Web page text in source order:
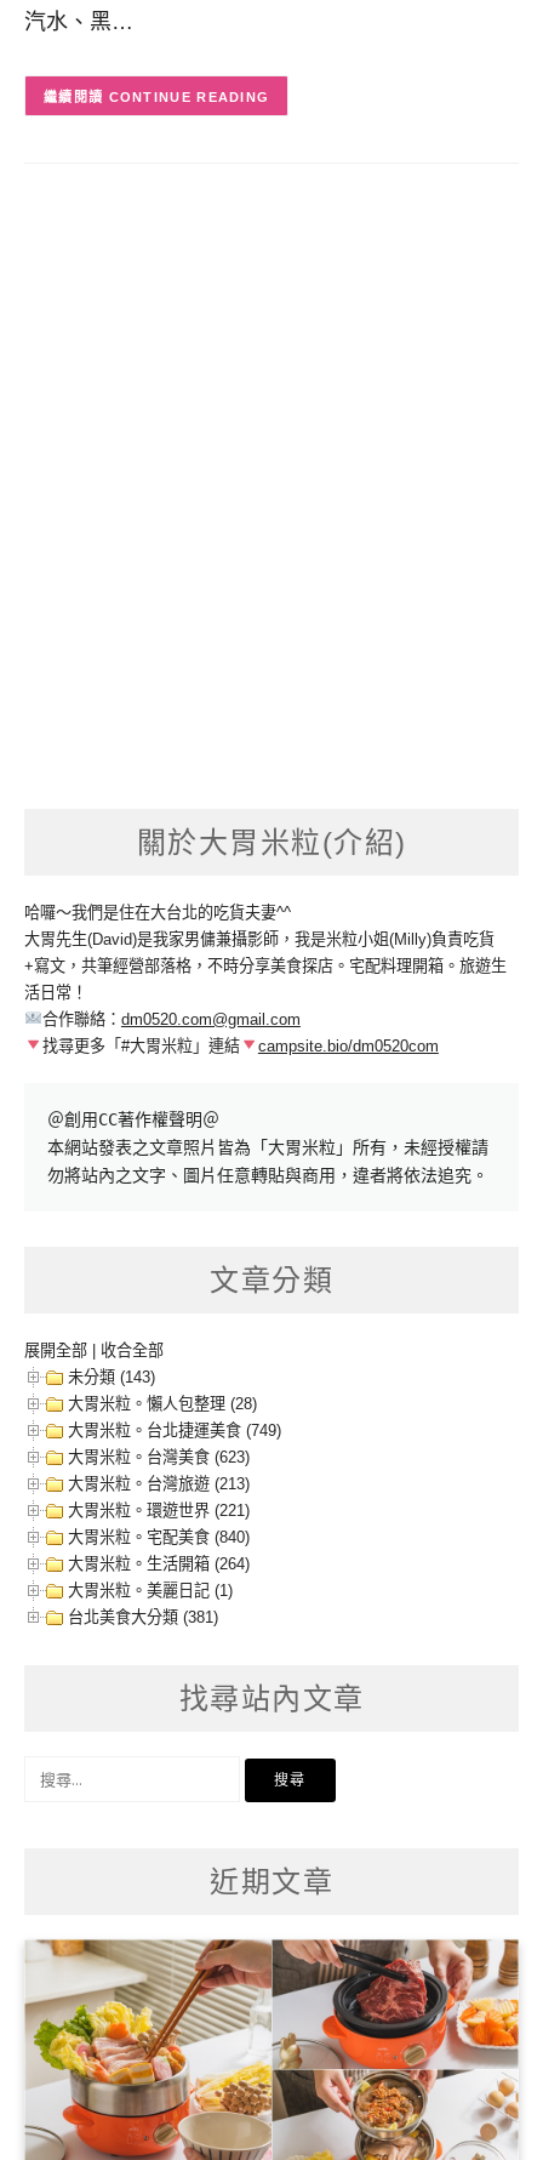
汽水、黑…
CONTINUE READING
關於大胃米粒(介紹)
哈囉～我們是住在大台北的吃貨夫妻^^
大胃先生(David)是我家男傭兼攝影師，我是米粒小姐(Milly)負責吃貨
+寫文，共筆經營部落格，不時分享美食探店。宅配料理開箱。旅遊生
活日常！
合作聯絡： dm0520.com@gmail.com
找尋更多「#大胃米粒」連結
campsite.bio/dm0520com
＠創用CC著作權聲明＠
本網站發表之文章照片皆為「大胃米粒」所有，未經授權請
勿將站內之文字、圖片任意轉貼與商用，違者將依法追究。
文章分類
展開全部 | 收合全部
未分類 (143)
大胃米粒。懶人包整理 (28)
大胃米粒。台北捷運美食 (749)
大胃米粒。台灣美食 (623)
大胃米粒。台灣旅遊 (213)
大胃米粒。環遊世界 (221)
大胃米粒。宅配美食 (840)
大胃米粒。生活開箱 (264)
大胃米粒。美麗日記 (1)
台北美食大分類 (381)
找尋站內文章
近期文章